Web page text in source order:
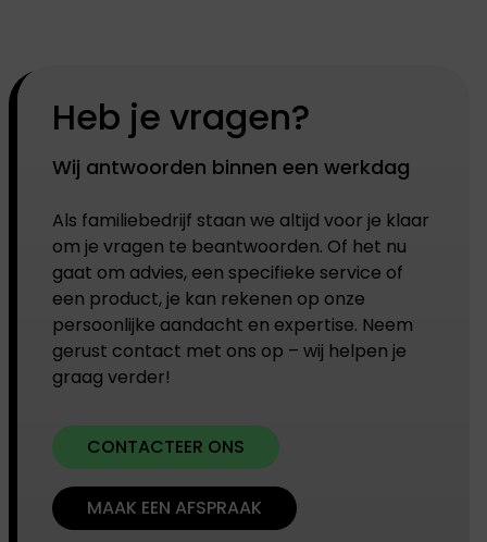
Heb je vragen?
Wij antwoorden binnen een werkdag
Als familiebedrijf staan we altijd voor je klaar
om je vragen te beantwoorden. Of het nu
gaat om advies, een specifieke service of
een product, je kan rekenen op onze
persoonlijke aandacht en expertise. Neem
gerust contact met ons op – wij helpen je
graag verder!
CONTACTEER ONS
MAAK EEN AFSPRAAK